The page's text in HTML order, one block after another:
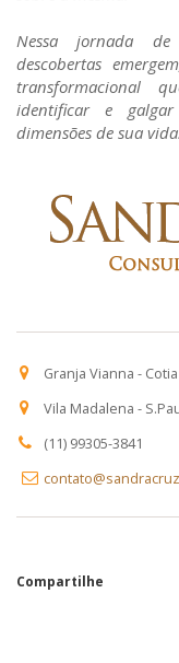
Nessa jornada de
descobertas
transformacional
identificar e
dimensões de sua vida.
Granja Vianna - Cotia
Vila Madalena -
(11) 99305-3841
Compartilhe